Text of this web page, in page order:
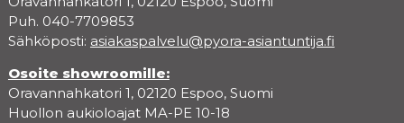
Puh. 040-7709853
Sähköposti: asiakaspalvelu@pyora-asiantuntija.fi
Osoite showroomille:
Oravannahkatori 1, 02120 Espoo, Suomi
Huollon aukioloajat MA-PE 10-18